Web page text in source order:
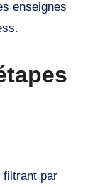
enseignes
filtrant par